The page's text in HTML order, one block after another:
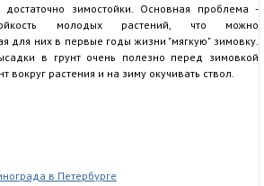
зимостойки. Основная проблема -
молодых растений, что можно
для них в первые годы жизни "мягкую" зимовку.
в грунт очень полезно перед зимовкой
вокруг растения и на зиму окучивать ствол.
в Петербурге